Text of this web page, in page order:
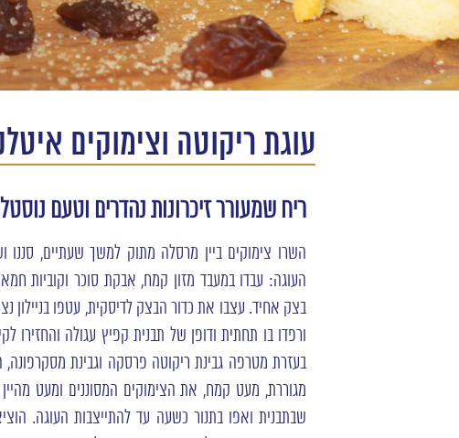
עוגת ריקוטה וצימוקים
ריח שמעורר זיכרונות נהדרים וטעם
השרו צימוקים ביין מרסלה מתוק למשך שעתיים, סננו
העוגה: עבדו במעבד מזון קמח, אבקת סוכר וקוביות
בצק אחיד. עצבו את כדור הבצק לדיסקית, עטפו בניילון
בעזרת מטרפה גבינת ריקוטה פרסקה וגבינת מסקרפונה,
מגוררת, מעט קמח, את הצימוקים המסוננים ומעט
שבתבנית ואפו בתנור כשעה עד להתייצבות העוגה.